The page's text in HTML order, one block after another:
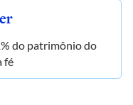
do patrimônio do
fé